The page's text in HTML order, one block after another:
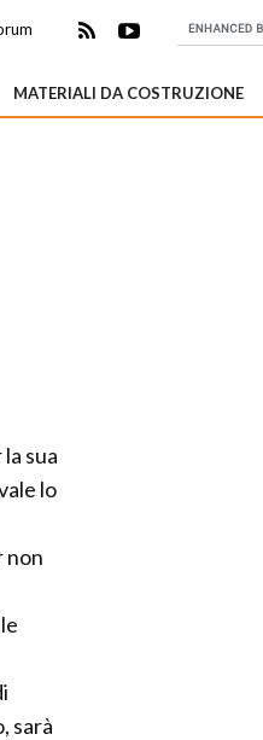
MATERIALI DA COSTRUZIONE
sua
lo
non
sarà